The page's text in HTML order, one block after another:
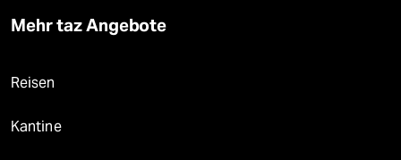
Mehr taz Angebote
Reisen
Kantine